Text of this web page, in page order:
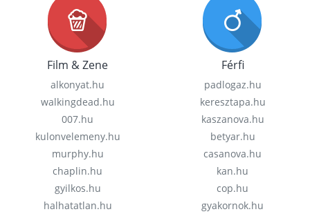
Film & Zene
alkonyat.hu
walkingdead.hu
007.hu
kulonvelemeny.hu
murphy.hu
chaplin.hu
gyilkos.hu
halhatatlan.hu
Férfi
padlogaz.hu
keresztapa.hu
kaszanova.hu
betyar.hu
casanova.hu
kan.hu
cop.hu
gyakornok.hu